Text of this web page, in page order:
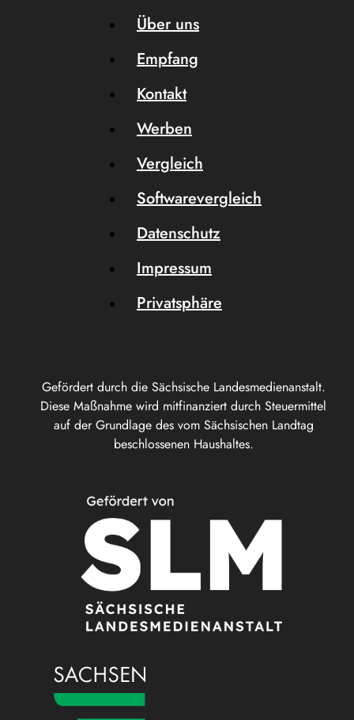
Gefördert durch die Sächsische Landesmedienanstalt.
Diese Maßnahme wird mitfinanziert durch Steuermittel
auf der Grundlage des vom Sächsischen Landtag
beschlossenen Haushaltes.
Über uns
Empfang
Kontakt
Werben
Vergleich
Softwarevergleich
Datenschutz
Impressum
Privatsphäre